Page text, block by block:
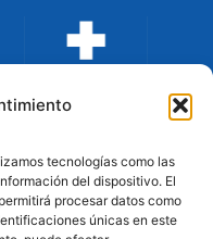
tecnologías como las
del dispositivo. El
procesar datos como
únicas en este